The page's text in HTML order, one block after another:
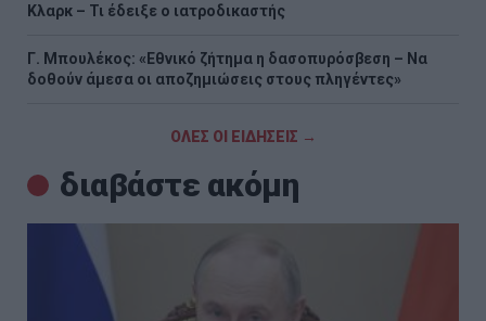
Κλαρκ – Τι έδειξε ο ιατροδικαστής
Γ. Μπουλέκος: «Εθνικό ζήτημα η δασοπυρόσβεση – Να
δοθούν άμεσα οι αποζημιώσεις στους πληγέντες»
ΟΛΕΣ ΟΙ ΕΙΔΗΣΕΙΣ →
διαβάστε ακόμη